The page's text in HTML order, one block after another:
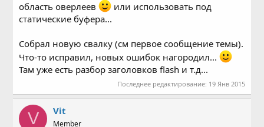
область оверлеев
или использовать под
статические буфера...
Собрал новую свалку (см первое сообщение темы).
Что-то исправил, новых ошибок нагородил...
Там уже есть разбор заголовков flash и т.д...
Последнее редактирование: 19 Янв 2015
V Vit
Member